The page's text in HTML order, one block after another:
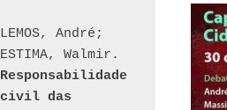
LEMOS, André;
Responsabilidade
civil das